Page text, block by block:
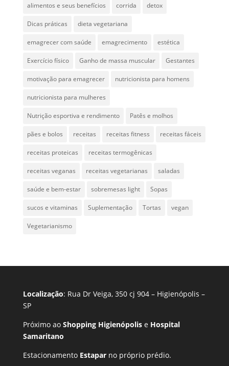
alimentos e seus benefícios corrida detox
Dicas práticas dieta vegetariana
emagrecer com saúde emagrecimento estética
Exercício físico Ganho de massa muscular Gestantes
motivação para emagrecer nutricionista para homens
nutricionista para mulheres
Nutrição esportiva e rendimento Patês e molhos
pães e bolos receitas receitas fitness receitas fáceis
receitas proteicas receitas termogênicas
receitas veganas receitas vegetarianas saladas
saúde e bem-estar sobremesas light Sopas
sucos e vitaminas Suplementação Tortas vegan
Vegetarianismo
Localização: Rua Dr Veiga, 350 cj 904 – Higienópolis –
SP
Próximo ao Shopping Higienópolise Hospital
Samaritano
Estacionamento Estaparno próprio prédio.